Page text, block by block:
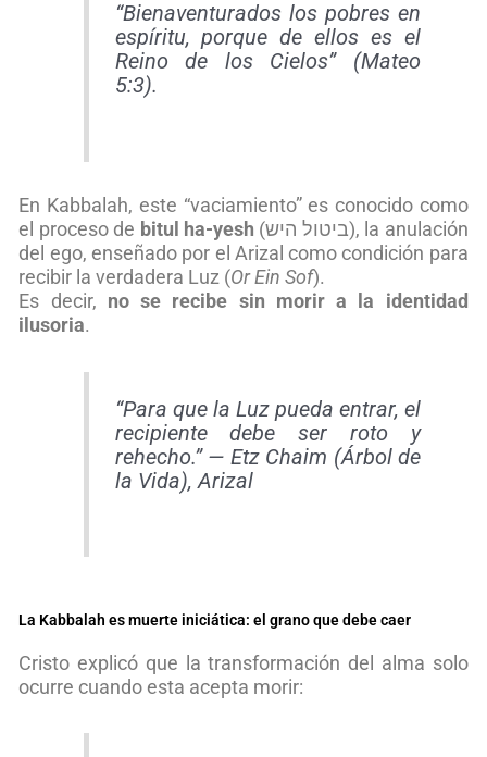
“Bienaventurados los pobres en
espíritu, porque de ellos es el
Reino de los Cielos” (Mateo
5:3).
En Kabbalah, este “vaciamiento” es conocido como
el proceso de bitul ha-yesh (ביטול היש), la anulación
del ego, enseñado por el Arizal como condición para
recibir la verdadera Luz (Or Ein Sof).
Es decir, no se recibe sin morir a la identidad
ilusoria.
“Para que la Luz pueda entrar, el
recipiente debe ser roto y
rehecho.” — Etz Chaim (Árbol de
la Vida), Arizal
La Kabbalah es muerte iniciática: el grano que debe caer
Cristo explicó que la transformación del alma solo
ocurre cuando esta acepta morir: